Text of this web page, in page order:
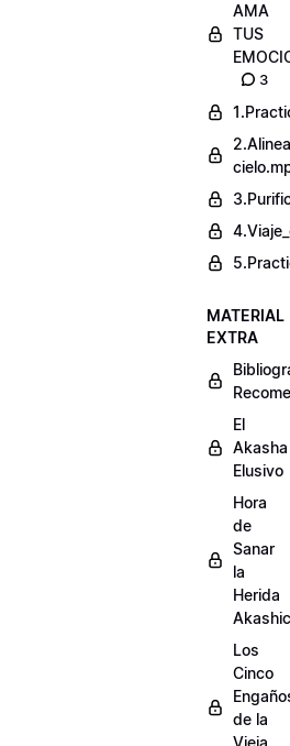
AMA
TUS
3
MATERIAL
EXTRA
El
Akasha
Elusivo
Hora
de
Sanar
la
Herida
Los
Cinco
de la
Vieja